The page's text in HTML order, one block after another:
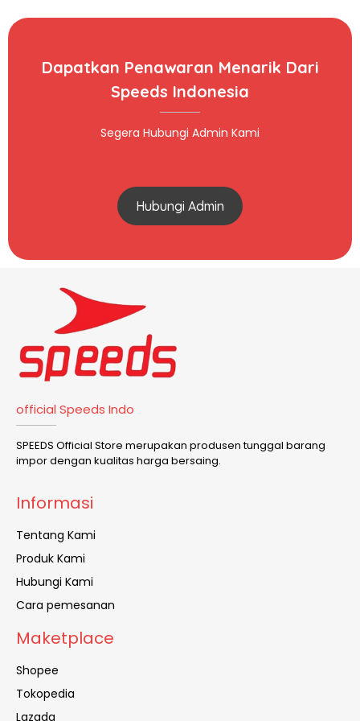
Dapatkan Penawaran Menarik Dari
Speeds Indonesia
Segera Hubungi Admin Kami
Hubungi Admin
official Speeds Indo
SPEEDS Official Store merupakan produsen tunggal barang
impor dengan kualitas harga bersaing.
Informasi
Tentang Kami
Produk Kami
Hubungi Kami
Cara pemesanan
Maketplace
Shopee
Tokopedia
Lazada